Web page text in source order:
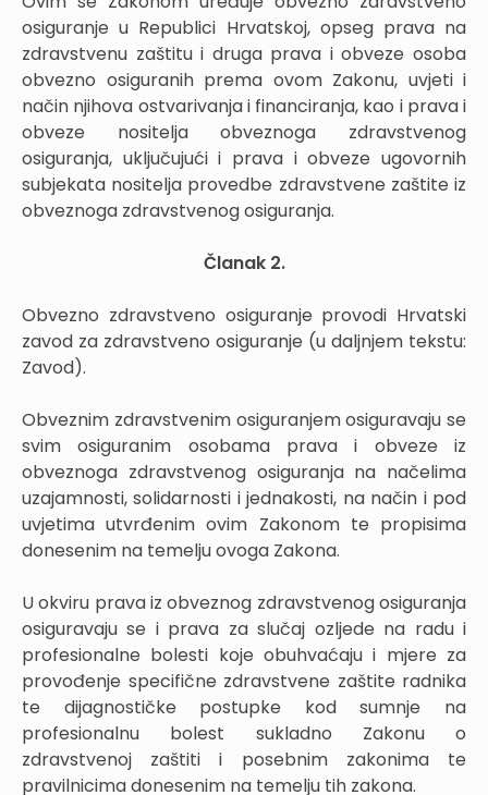
osiguranje u Republici Hrvatskoj, opseg prava na
zdravstvenu zaštitu i druga prava i obveze osoba
obvezno osiguranih prema ovom Zakonu, uvjeti i
način njihova ostvarivanja i financiranja, kao i prava i
obveze nositelja obveznoga zdravstvenog
osiguranja, uključujući i prava i obveze ugovornih
subjekata nositelja provedbe zdravstvene zaštite iz
obveznoga zdravstvenog osiguranja.
Članak 2.
Obvezno zdravstveno osiguranje provodi Hrvatski
zavod za zdravstveno osiguranje (u daljnjem tekstu:
Zavod).
Obveznim zdravstvenim osiguranjem osiguravaju se
svim osiguranim osobama prava i obveze iz
obveznoga zdravstvenog osiguranja na načelima
uzajamnosti, solidarnosti i jednakosti, na način i pod
uvjetima utvrđenim ovim Zakonom te propisima
donesenim na temelju ovoga Zakona.
U okviru prava iz obveznog zdravstvenog osiguranja
osiguravaju se i prava za slučaj ozljede na radu i
profesionalne bolesti koje obuhvaćaju i mjere za
provođenje specifične zdravstvene zaštite radnika
te dijagnostičke postupke kod sumnje na
profesionalnu bolest sukladno Zakonu o
zdravstvenoj zaštiti i posebnim zakonima te
pravilnicima donesenim na temelju tih zakona.